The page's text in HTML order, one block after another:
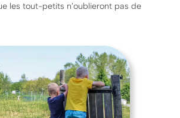
les tout-petits n’oublieront pas de